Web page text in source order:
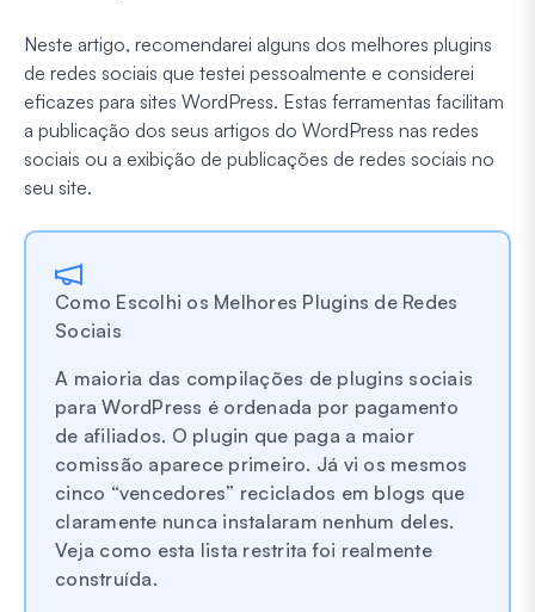
Neste artigo, recomendarei alguns dos melhores plugins
de redes sociais que testei pessoalmente e considerei
eficazes para sites WordPress. Estas ferramentas facilitam
a publicação dos seus artigos do WordPress nas redes
sociais ou a exibição de publicações de redes sociais no
seu site.
Como Escolhi os Melhores Plugins de Redes
Sociais
A maioria das compilações de plugins sociais
para WordPress é ordenada por pagamento
de afiliados. O plugin que paga a maior
comissão aparece primeiro. Já vi os mesmos
cinco “vencedores” reciclados em blogs que
claramente nunca instalaram nenhum deles.
Veja como esta lista restrita foi realmente
construída.